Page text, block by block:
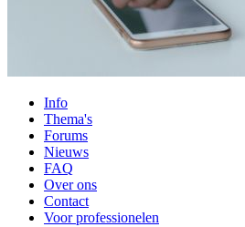
Info
Thema's
Forums
Nieuws
FAQ
Over ons
Contact
Voor professionelen